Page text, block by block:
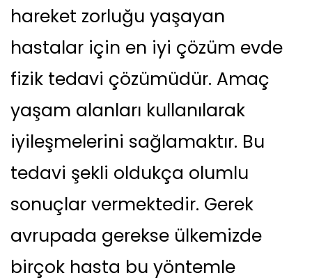
hareket zorluğu yaşayan
hastalar için en iyi çözüm evde
fizik tedavi çözümüdür. Amaç
yaşam alanları kullanılarak
iyileşmelerini sağlamaktır. Bu
tedavi şekli oldukça olumlu
sonuçlar vermektedir. Gerek
avrupada gerekse ülkemizde
birçok hasta bu yöntemle